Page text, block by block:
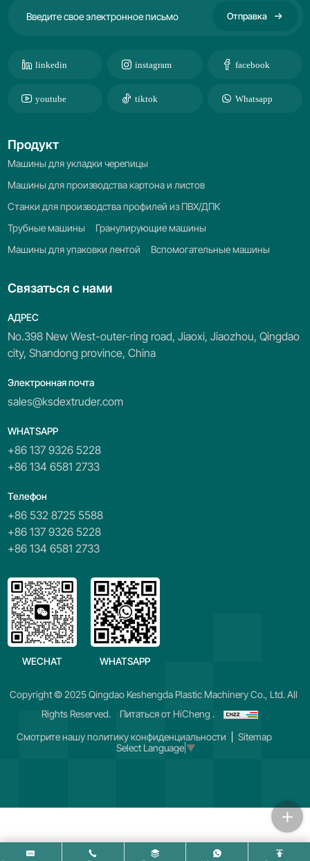
Отправка
linkedin instagram facebook
youtube tiktok Whatsapp
Связаться с нами
АДРЕС
No.398 New West-outer-ring road, Jiaoxi, Jiaozhou, Qingdao
city, Shandong province, China
Электронная почта
sales@ksdextruder.com
WHATSAPP
+86 137 9326 5228
+86 134 6581 2733
Телефон
+86 532 8725 5588
+86 137 9326 5228
+86 134 6581 2733
WECHAT WHATSAPP
Продукт
Машины для укладки черепицы
Машины для производства картона и листов
Станки для производства профилей из ПВХ/ДПК
Трубные машины
Гранулирующие машины
Машины для упаковки лентой
Вспомогательные машины
Copyright © 2025 Qingdao Keshengda Plastic Machinery Co., Ltd. All
Rights Reserved.
Питаться от HiCheng .
Смотрите нашу политику конфиденциальности
Sitemap
Select Language ▼